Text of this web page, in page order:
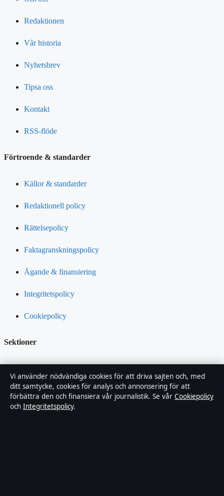
Redaktionen
Vår historia
Nyhetsbrev
Tipsa oss
Kontakt
RSS-flöde
Förtroende & standarder
Källor & standarder
Redaktionell policy
Rättelsepolicy
Faktagranskningspolicy
Ägande & finansiering
Integritetspolicy
Cookiepolicy
Sektioner
Branschnyheter
Nöje
Vi använder nödvändiga cookies för att driva sajten och, med
ditt samtycke, cookies för analys och annonsering för att
förbättra den och finansiera vår journalistik. Se vår Cookiepolicy
och Integritetspolicy.